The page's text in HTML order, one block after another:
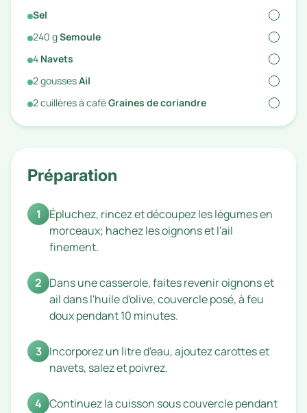
Sel
240 gSemoule
4 Navets
2goussesAil
2cuillères à caféGraines de coriandre
Préparation
1
Épluchez, rincez et découpez les légumes en
morceaux; hachez les oignons et l'ail
finement.
2 Dans une casserole, faites revenir oignons et
ail dans l'huile d'olive, couvercle posé, à feu
doux pendant 10 minutes.
3 Incorporez un litre d'eau, ajoutez carottes et
navets, salez et poivrez.
4 Continuez la cuisson sous couvercle pendant